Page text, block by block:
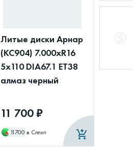
Литые диски Арнар
(КС904) 7.000xR16
5x110 DIA67.1 ET38
алмаз черный
11 700 ₽
11700 в Сплит